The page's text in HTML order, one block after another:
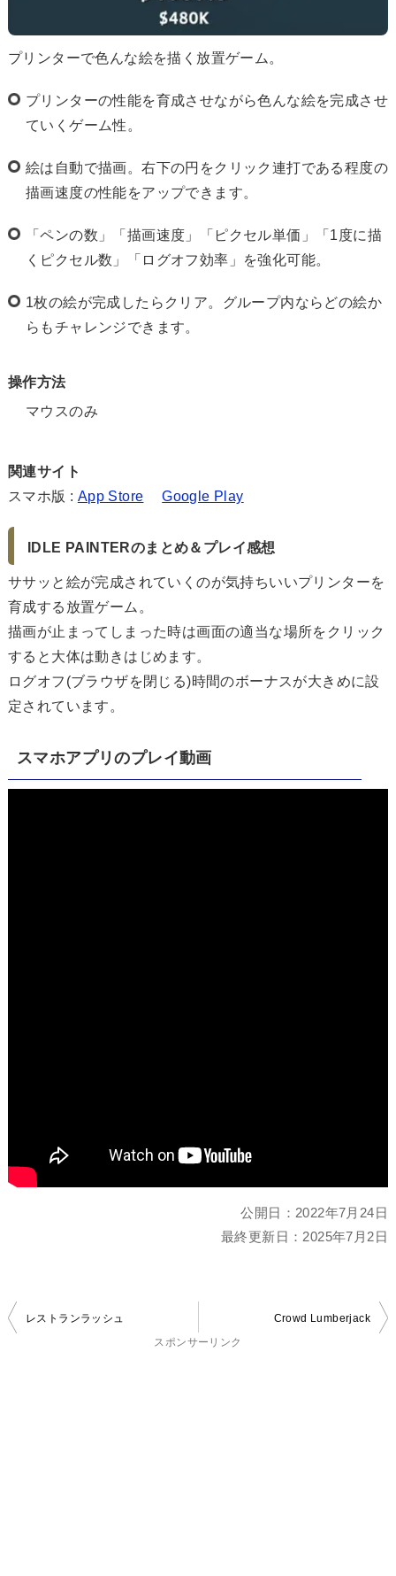
プリンターで色んな絵を描く放置ゲーム。
プリンターの性能を育成させながら色んな絵を完成させ
ていくゲーム性。
絵は自動で描画。右下の円をクリック連打である程度の
描画速度の性能をアップできます。
「ペンの数」「描画速度」「ピクセル単価」「1度に描
くピクセル数」「ログオフ効率」を強化可能。
1枚の絵が完成したらクリア。グループ内ならどの絵か
らもチャレンジできます。
操作方法
マウスのみ
関連サイト
スマホ版 : App Store Google Play
IDLE PAINTERのまとめ＆プレイ感想
ササッと絵が完成されていくのが気持ちいいプリンターを
育成する放置ゲーム。
描画が止まってしまった時は画面の適当な場所をクリック
すると大体は動きはじめます。
ログオフ(ブラウザを閉じる)時間のボーナスが大きめに設
定されています。
スマホアプリのプレイ動画
公開日： 2022年7月24日
最終更新日： 2025年7月2日
投
レストランラッシュ
Crowd Lumberjack
スポンサーリンク